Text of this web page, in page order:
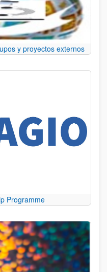
y proyectos externos
Programme